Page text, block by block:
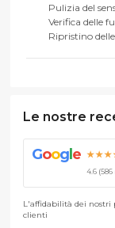
Pulizia del
Verifica delle
Ripristino
Le nostre
Goog e
4.6
L'affidabilità dei nostri
clienti